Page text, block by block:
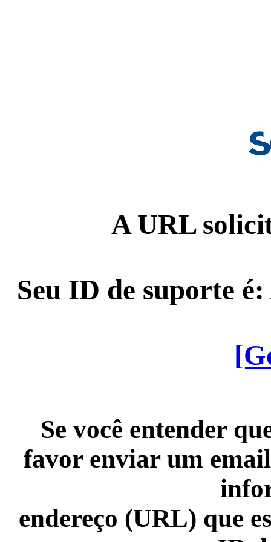
A URL
Seu ID de suporte
Se você entender
favor enviar um
endereço (URL) que